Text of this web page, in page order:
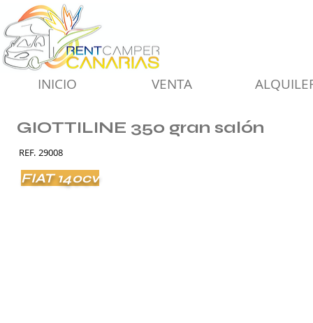
INICIO VENTA
GIOTTILINE 350 gran salón
REF. 29008
FIAT 140cv